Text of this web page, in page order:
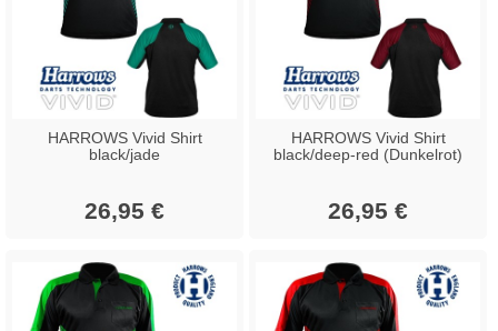
HARROWS Vivid Shirt
black/jade
26,95 €
HARROWS Vivid Shirt
black/deep-red (Dunkelrot)
26,95 €